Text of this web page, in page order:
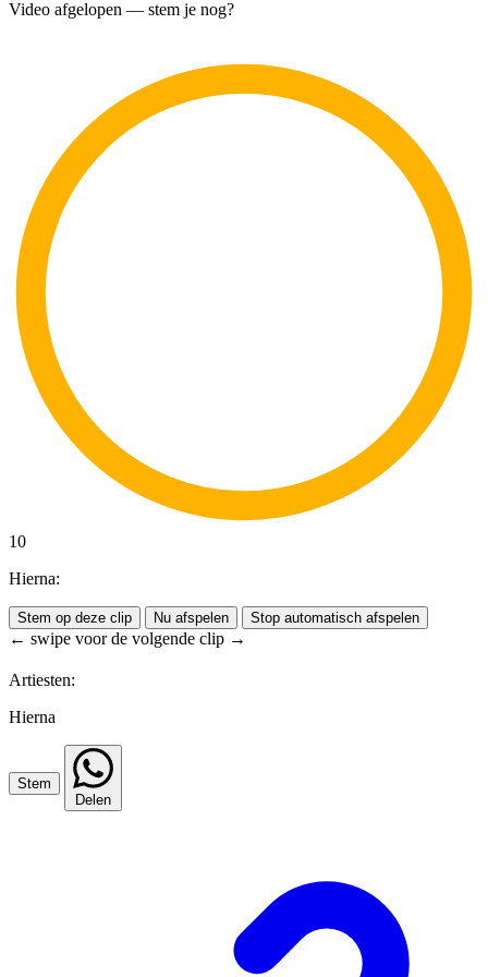
Video afgelopen — stem je nog?
10
Hierna:
Stem op deze clip Nu afspelen Stop automatisch afspelen
← swipe voor de volgende clip →
Artiesten:
Hierna
Stem
Delen